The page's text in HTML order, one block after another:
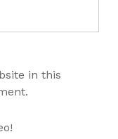
in this